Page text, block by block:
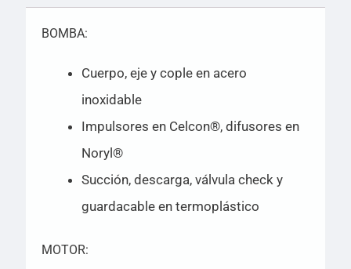
BOMBA:
Cuerpo, eje y cople en acero
inoxidable
Impulsores en Celcon®, difusores en
Noryl®
Succión, descarga, válvula check y
guardacable en termoplástico
MOTOR: